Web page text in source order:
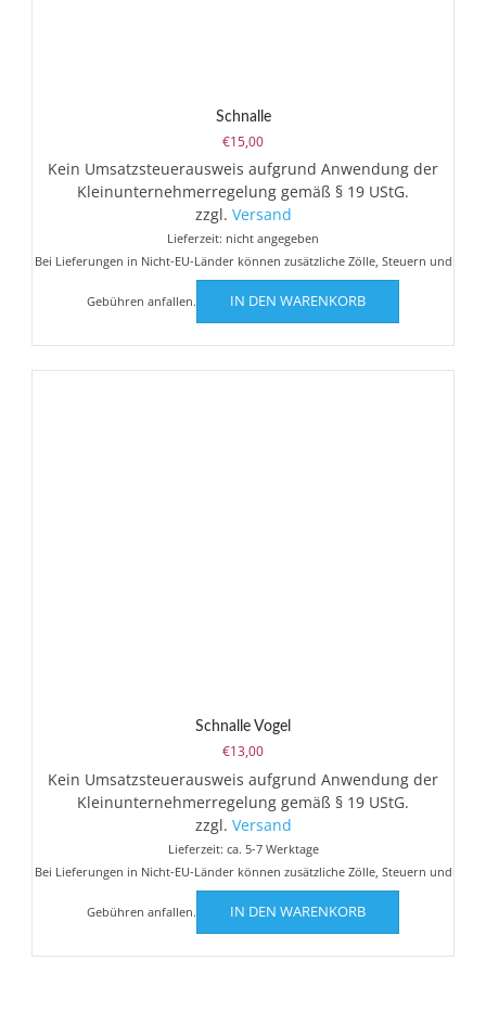
Schnalle
€15,00
Kein Umsatzsteuerausweis aufgrund Anwendung der
Kleinunternehmerregelung gemäß § 19 UStG.
zzgl. Versand
Lieferzeit: nicht angegeben
Bei Lieferungen in Nicht-EU-Länder können zusätzliche Zölle, Steuern und
Gebühren anfallen. IN DEN WARENKORB
Schnalle Vogel
€13,00
Kein Umsatzsteuerausweis aufgrund Anwendung der
Kleinunternehmerregelung gemäß § 19 UStG.
zzgl. Versand
Lieferzeit: ca. 5-7 Werktage
Bei Lieferungen in Nicht-EU-Länder können zusätzliche Zölle, Steuern und
Gebühren anfallen. IN DEN WARENKORB